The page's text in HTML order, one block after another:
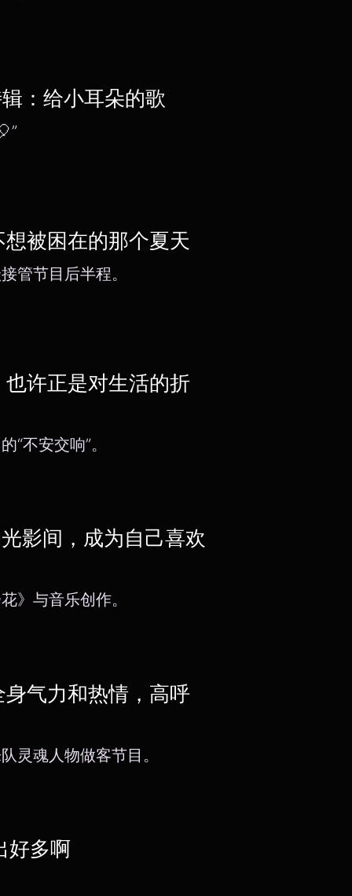
：给小耳朵的歌
被困在的那个夏天
管节目后半程。
许正是对生活的折
“不安交响”。
影间，成为自己喜欢
》与音乐创作。
气力和热情，高呼
灵魂人物做客节目。
好多啊